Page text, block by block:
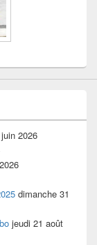
2026
dimanche 31
jeudi 21 août